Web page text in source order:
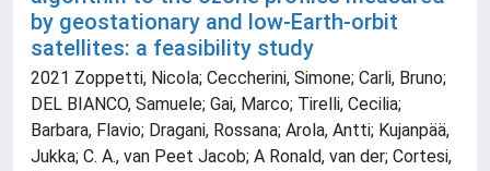
by geostationary and low-Earth-orbit
satellites: a feasibility study
2021 Zoppetti, Nicola; Ceccherini, Simone; Carli, Bruno;
DEL BIANCO, Samuele; Gai, Marco; Tirelli, Cecilia;
Barbara, Flavio; Dragani, Rossana; Arola, Antti; Kujanpää,
Jukka; C. A., van Peet Jacob; A Ronald, van der; Cortesi,